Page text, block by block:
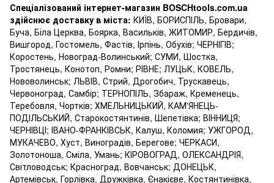
Спеціалізований інтернет-магазин BOSCHtools.com.ua
здійснює доставку в міста: КИЇВ, БОРИСПІЛЬ, Бровари,
Буча, Біла Церква, Боярка, Васильків, ЖИТОМИР, Бердичів,
Вишгород, Гостомель, Фастів, Ірпінь, Обухів; ЧЕРНІГІВ;
Коростень, Новоград-Волинський; СУМИ, Шостка,
Тростянець, Конотоп, Ромни; РІВНЕ; ЛУЦЬК, КОВЕЛЬ,
Нововолинськ; ЛЬВІВ, Стрий, Дрогобич, Трускавець,
Червоноград, Самбір; ТЕРНОПІЛЬ, Збараж, Кременець,
Теребовля, Чортків; ХМЕЛЬНИЦЬКИЙ, КАМ'ЯНЕЦЬ-
ПОДІЛЬСЬКИЙ, Старокостянтинів, Шепетівка; ВІННИЦЯ;
ЧЕРНІВЦІ; ІВАНО-ФРАНКІВСЬК, Калуш, Коломия; УЖГОРОД,
МУКАЧЕВО, Хуст, Виноградів, Берегове; ЧЕРКАСИ,
Золотоноша, Сміла, Умань; КІРОВОГРАД, ОЛЕКСАНДРІЯ,
Світловодськ; Красноград, Вовчанськ; ДОНЕЦЬК,
Артемівськ, Горлівка, Дружківка, Єнакієве, Костянтинівка,